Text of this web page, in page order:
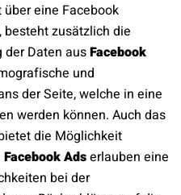
eine Facebook
zusätzlich die
Daten ausFacebook
und
der Seite, welche in eine
werden können. Auch das
die Möglichkeit
Facebook Adserlauben eine
bei der